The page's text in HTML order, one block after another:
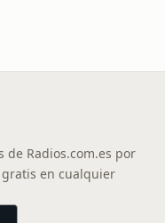
de Radios.com.es por
en cualquier